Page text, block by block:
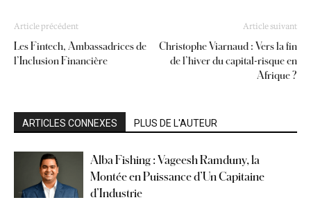
Article précédent
Les Fintech, Ambassadrices de
l’Inclusion Financière
Article suivant
Christophe Viarnaud : Vers la fin
de l’hiver du capital-risque en
Afrique ?
ARTICLES CONNEXES PLUS DE L'AUTEUR
Alba Fishing : Vageesh Ramduny, la
Montée en Puissance d’Un Capitaine
d’Industrie